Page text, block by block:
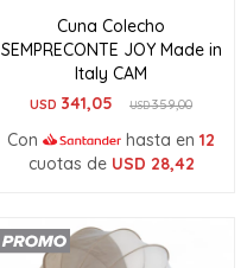
Cuna Colecho
SEMPRECONTE JOY Made in
Italy CAM
USD 341,05 USD359,00
Con hasta en 12
cuotas de USD 28,42